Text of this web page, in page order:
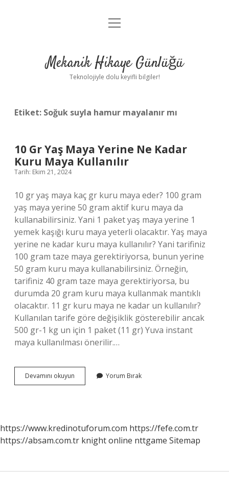
Anasayfa
Yasal Uyarı
menüyü
Mekanik Hikaye Günlüğü
Teknolojiyle dolu keyifli bilgiler!
Etiket: Soğuk suyla hamur mayalanır mı
10 Gr Yaş Maya Yerine Ne Kadar
Kuru Maya Kullanılır
Tarih: Ekim 21, 2024
10 gr yaş maya kaç gr kuru maya eder? 100 gram
yaş maya yerine 50 gram aktif kuru maya da
kullanabilirsiniz. Yani 1 paket yaş maya yerine 1
yemek kaşığı kuru maya yeterli olacaktır. Yaş maya
yerine ne kadar kuru maya kullanılır? Yani tarifiniz
100 gram taze maya gerektiriyorsa, bunun yerine
50 gram kuru maya kullanabilirsiniz. Örneğin,
tarifiniz 40 gram taze maya gerektiriyorsa, bu
durumda 20 gram kuru maya kullanmak mantıklı
olacaktır. 11 gr kuru maya ne kadar un kullanılır?
Kullanılan tarife göre değişiklik gösterebilir ancak
500 gr-1 kg un için 1 paket (11 gr) Yuva instant
maya kullanılması önerilir.…
Devamını okuyun
Gr
Kadar
Kuru
Yorum Bırak
https://www.kredinotuforum.com https://fefe.com.tr
https://absam.com.tr knight online nttgame Sitemap